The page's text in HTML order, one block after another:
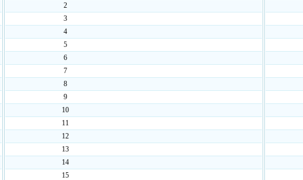
2
3
4
5
6
7
8
9
10
11
12
13
14
15